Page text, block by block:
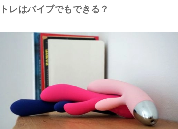
レはバイブでもできる？